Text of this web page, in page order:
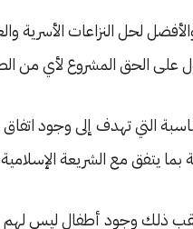
لحل النزاعات الأسرية
على الحق المشروع لأي من
التي تهدف إلى وجود
بما يتفق مع الشريعة
ذلك وجود أطفال ليس